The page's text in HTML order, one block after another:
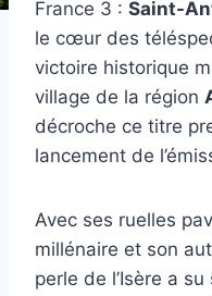
France 3 : Saint-
le cœur des
victoire historique
village de la région
décroche ce titre
lancement de
Avec ses ruelles
millénaire et son
perle de l’Isère a